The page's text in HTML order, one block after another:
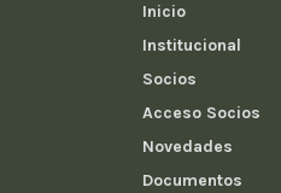
Inicio
Institucional
Socios
Acceso Socios
Novedades
Documentos